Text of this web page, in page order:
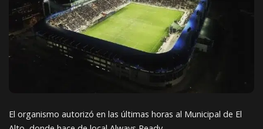
El organismo autorizó en las últimas horas al Municipal de El